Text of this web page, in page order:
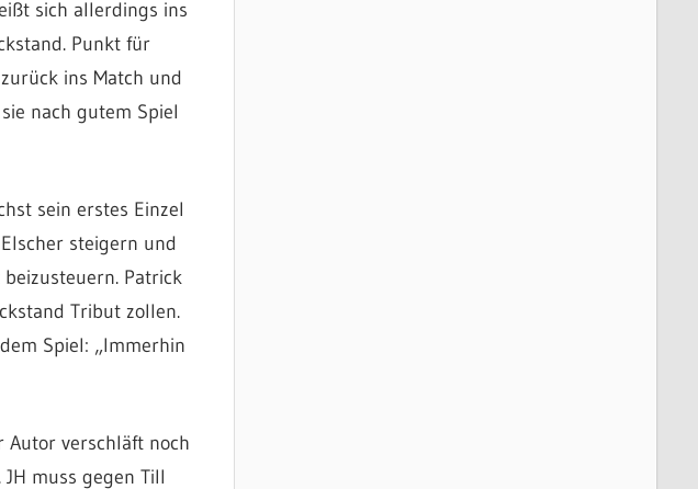
sich allerdings ins
Punkt für
ins Match und
nach gutem Spiel
sein erstes Einzel
steigern und
Patrick
Tribut zollen.
Spiel: „Immerhin
Autor verschläft noch
muss gegen Till